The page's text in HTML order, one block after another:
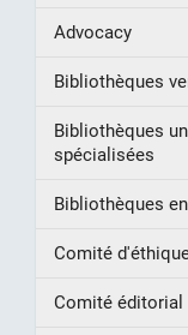
Advocacy
Bibliothèques
Bibliothèques
spécialisées
Bibliothèques
Comité
Comité éditorial